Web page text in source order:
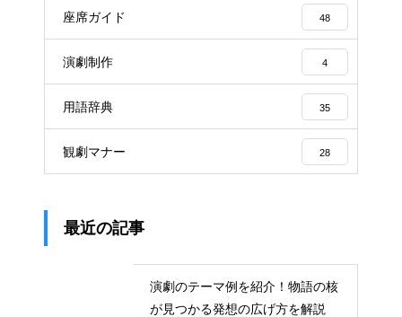
座席ガイド 48
演劇制作 4
用語辞典 35
観劇マナー 28
最近の記事
演劇のテーマ例を紹介！物語の核
が見つかる発想の広げ方を解説